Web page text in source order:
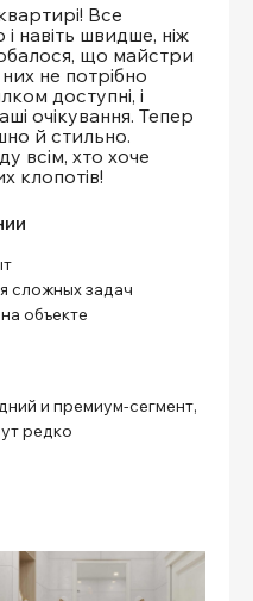
Все
навіть швидше, ніж
що майстри
не потрібно
доступні, і
очікування. Тепер
й стильно.
всім, хто хоче
клопотів!
сложных задач
объекте
и премиум-сегмент,
редко